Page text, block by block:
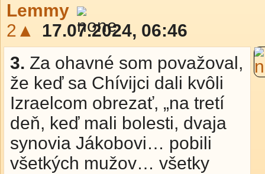
Lemmy
2▲
17.07.2024, 06:46
3. Za ohavné som považoval,
že keď sa Chívijci dali kvôli
Izraelcom obrezať, „na tretí
deň, keď mali bolesti, dvaja
synovia Jákobovi… pobili
všetkých mužov… všetky